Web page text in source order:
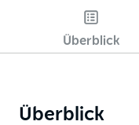
Überblick
Überblick